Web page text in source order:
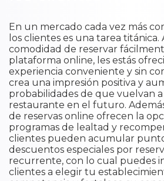
En un mercado cada vez más
los clientes es una tarea titánica.
comodidad de reservar
plataforma online, les estás
experiencia conveniente y sin
crea una impresión positiva y
probabilidades de que vuelvan
restaurante en el futuro.
de reservas online ofrecen la
programas de lealtad y
clientes pueden acumular
descuentos especiales por
recurrente, con lo cual puedes
clientes a elegir tu